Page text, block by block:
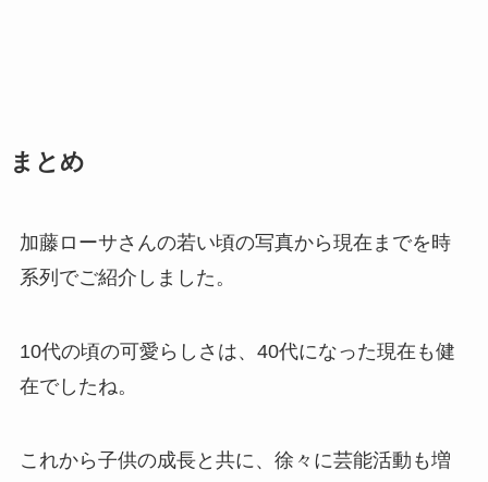
まとめ
加藤ローサさんの若い頃の写真から現在までを時
系列でご紹介しました。
10代の頃の可愛らしさは、40代になった現在も健
在でしたね。
これから子供の成長と共に、徐々に芸能活動も増